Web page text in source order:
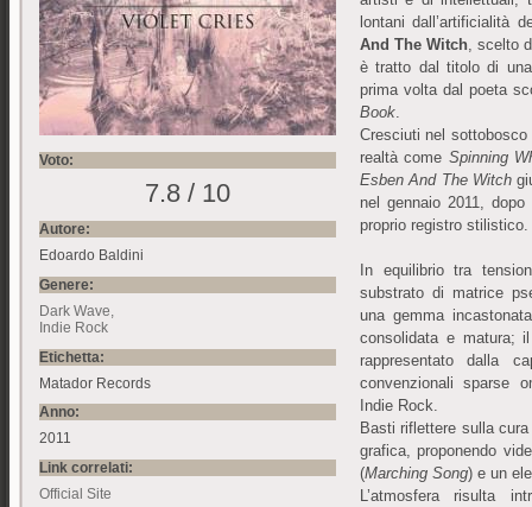
Voto:
7.8 / 10
Autore:
Edoardo Baldini
Genere:
Dark Wave
Indie Rock
Etichetta:
Matador Records
Anno:
2011
Link correlati:
Official Site
lontani dall’artificialità
And The Witch, scelto
è tratto dal titolo di
prima volta dal poeta
Book.
Cresciuti nel
realtà come Spinning
Esben And The Witch
nel gennaio 2011,
proprio registro stilistico.
In equilibrio tra
substrato di matrice
una gemma
consolidata e matura;
rappresentato dalla
convenzionali sparse
Indie Rock.
Basti riflettere sulla
grafica, proponendo
(Marching Song) e un
L’atmosfera risulta